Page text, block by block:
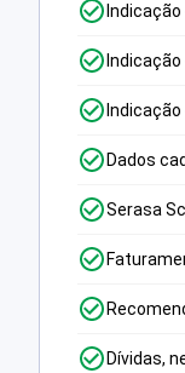
Dados
Serasa
Dívidas,